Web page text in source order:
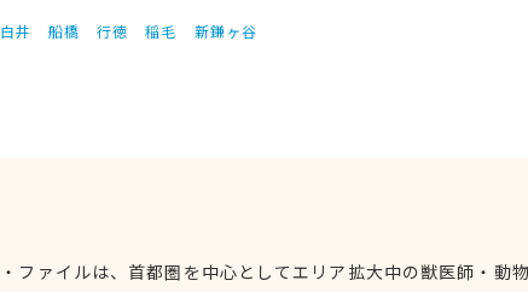
白井 船橋 行徳 稲毛 新鎌ヶ谷
ファイルは、首都圏を中心としてエリア拡大中の獣医師・動